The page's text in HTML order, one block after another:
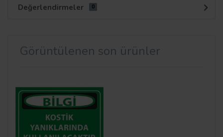
Değerlendirmeler 0
Görüntülenen son ürünler